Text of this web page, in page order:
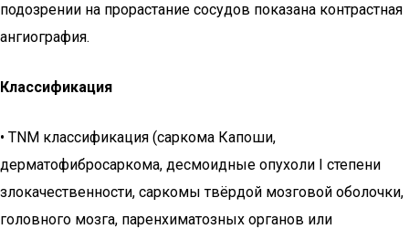
подозрении на прорастание сосудов показана контрастная
ангиография.
Классификация
• TNM классификация (саркома Капоши,
дерматофибросаркома, десмоидные опухоли I степени
злокачественности, саркомы твёрдой мозговой оболочки,
головного мозга, паренхиматозных органов или